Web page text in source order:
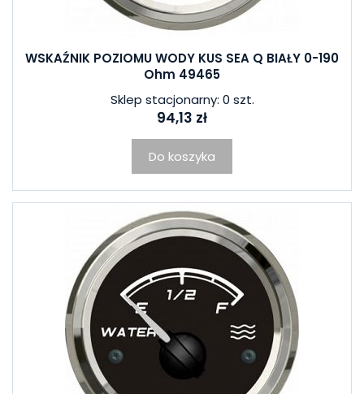
WSKAŹNIK POZIOMU WODY KUS SEA Q BIAŁY 0-190
Ohm 49465
Sklep stacjonarny: 0 szt.
94,13 zł
Do koszyka